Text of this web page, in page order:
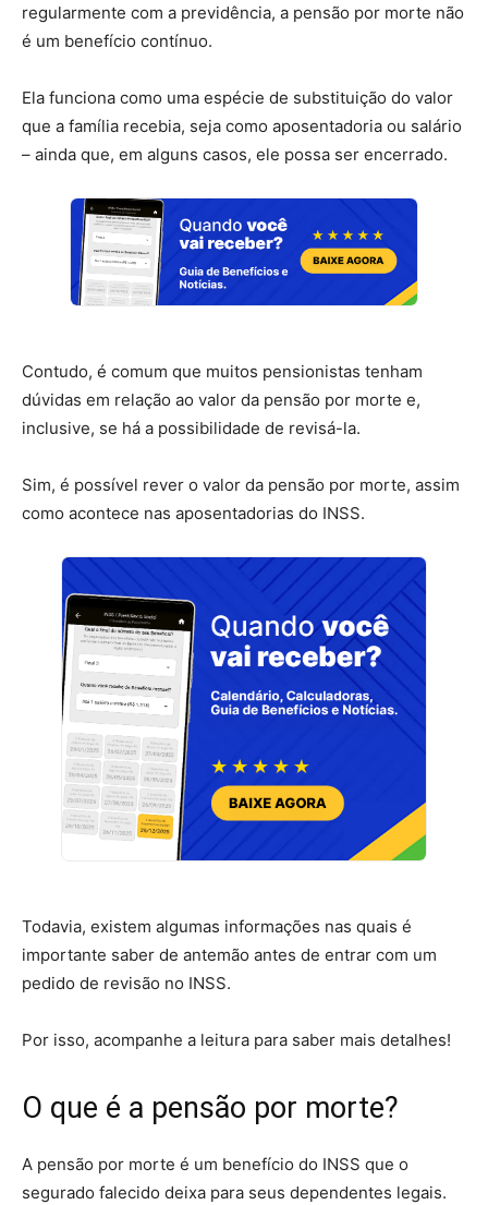
regularmente com a previdência, a pensão por morte não
é um benefício contínuo.
Ela funciona como uma espécie de substituição do valor
que a família recebia, seja como aposentadoria ou salário
– ainda que, em alguns casos, ele possa ser encerrado.
Contudo, é comum que muitos pensionistas tenham
dúvidas em relação ao valor da pensão por morte e,
inclusive, se há a possibilidade de revisá-la.
Sim, é possível rever o valor da pensão por morte, assim
como acontece nas aposentadorias do INSS.
Todavia, existem algumas informações nas quais é
importante saber de antemão antes de entrar com um
pedido de revisão no INSS.
Por isso, acompanhe a leitura para saber mais detalhes!
O que é a pensão por morte?
A pensão por morte é um benefício do INSS que o
segurado falecido deixa para seus dependentes legais.